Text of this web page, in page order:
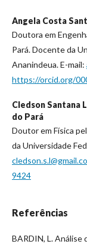
Angela Costa
Doutora em
Pará. Docente da
Ananindeua. E-mail:
https://orcid.org/
Cledson Santana
do Pará
Doutor em Física
da Universidade
9424
Referências
BARDIN, L.